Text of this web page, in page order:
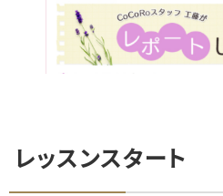
レッスンスタート